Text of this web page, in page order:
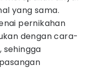
yang sama.
pernikahan
dengan cara-
sehingga